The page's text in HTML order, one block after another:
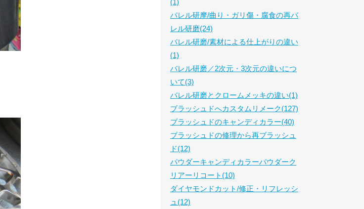
(1)
バレル研摩/曲り・ガリ傷・腐食の再バ
レル研磨(24)
バレル研磨/素材による仕上がりの違い
(1)
バレル研磨／2次元・3次元の違いにつ
いて(3)
バレル研磨とクロームメッキの違い(1)
ブラッシュドへカスタムリメーク(127)
ブラッシュドのキャンディカラー(40)
ブラッシュドの修理から再ブラッシュ
ド(12)
パウダーキャンディカラーパウダーク
リアーリコート(10)
ダイヤモンドカット/修正・リフレッシ
ュ(12)